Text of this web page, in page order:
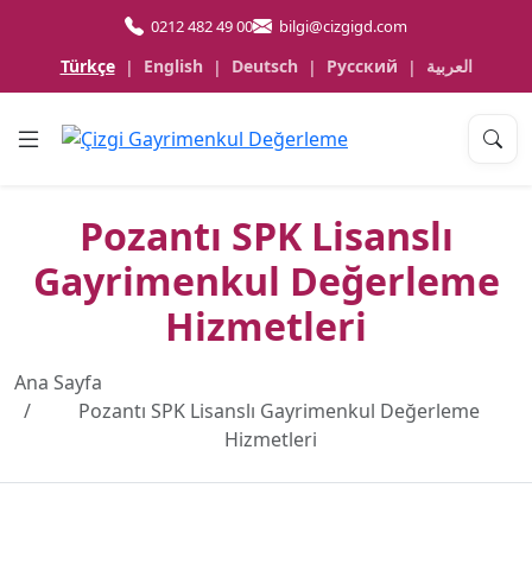
0212 482 49 00 bilgi@cizgigd.com
Türkçe | English | Deutsch | Русский | العربية
Pozantı SPK Lisanslı
Gayrimenkul Değerleme
Hizmetleri
Ana Sayfa
Pozantı SPK Lisanslı Gayrimenkul Değerleme
Hizmetleri